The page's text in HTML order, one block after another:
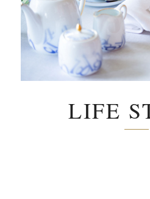
LIFE